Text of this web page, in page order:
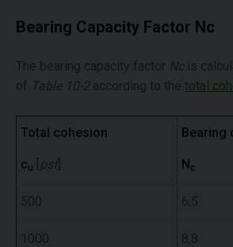
Bearing Capacity Factor Nc
The bearing capacity factor Ncis
of Table 10-2according to the total
Total cohesion
cu psf
Bearing
Nc
500 6,5
1000 8,8